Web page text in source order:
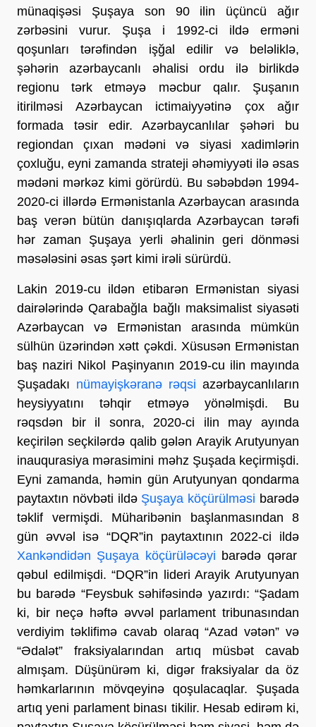
münaqişəsi Şuşaya son 90 ilin üçüncü ağır
zərbəsini vurur. Şuşa i 1992-ci ildə erməni
qoşunları tərəfindən işğal edilir və beləliklə,
şəhərin azərbaycanlı əhalisi ordu ilə birlikdə
regionu tərk etməyə məcbur qalır. Şuşanın
itirilməsi Azərbaycan ictimaiyyətinə çox ağır
formada təsir edir. Azərbaycanlılar şəhəri bu
regiondan çıxan mədəni və siyasi xadimlərin
çoxluğu, eyni zamanda strateji əhəmiyyəti ilə əsas
mədəni mərkəz kimi görürdü. Bu səbəbdən 1994-
2020-ci illərdə Ermənistanla Azərbaycan arasında
baş verən bütün danışıqlarda Azərbaycan tərəfi
hər zaman Şuşaya yerli əhalinin geri dönməsi
məsələsini əsas şərt kimi irəli sürürdü.
Lakin 2019-cu ildən etibarən Ermənistan siyasi
dairələrində Qarabağla bağlı maksimalist siyasəti
Azərbaycan və Ermənistan arasında mümkün
sülhün üzərindən xətt çəkdi. Xüsusən Ermənistan
baş naziri Nikol Paşinyanın 2019-cu ilin mayında
Şuşadakı nümayişkəranə rəqsi azərbaycanlıların
heysiyyatını təhqir etməyə yönəlmişdi. Bu
rəqsdən bir il sonra, 2020-ci ilin may ayında
keçirilən seçkilərdə qalib gələn Arayik Arutyunyan
inauqurasiya mərasimini məhz Şuşada keçirmişdi.
Eyni zamanda, həmin gün Arutyunyan qondarma
paytaxtın növbəti ildəŞuşaya köçürülməsi barədə
təklif vermişdi. Müharibənin başlanmasından 8
gün əvvəl isə “DQR”in paytaxtının 2022-ci ildə
Xankəndidən Şuşaya köçürüləcəyi barədə qərar
qəbul edilmişdi. “DQR”in lideri Arayik Arutyunyan
bu barədə “Feysbuk səhifəsində yazırdı: “Şadam
ki, bir neçə həftə əvvəl parlament tribunasından
verdiyim təklifimə cavab olaraq “Azad vətən” və
“Ədalət” fraksiyalarından artıq müsbət cavab
almışam. Düşünürəm ki, digər fraksiyalar da öz
həmkarlarının mövqeyinə qoşulacaqlar. Şuşada
artıq yeni parlament binası tikilir. Hesab edirəm ki,